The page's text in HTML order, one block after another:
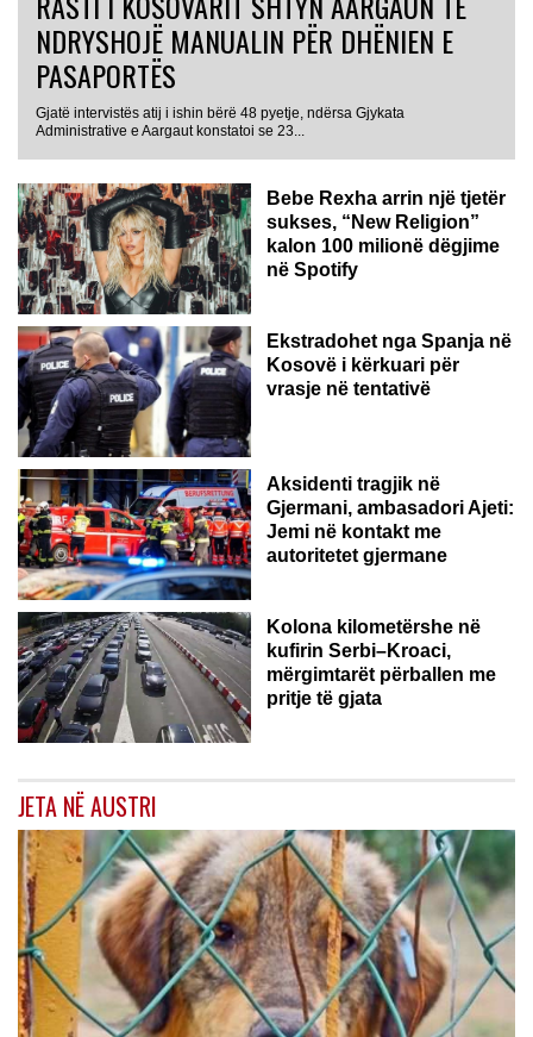
NDRYSHOJË MANUALIN PËR DHËNIEN E
PASAPORTËS
Gjatë intervistës atij i ishin bërë 48 pyetje, ndërsa Gjykata
Administrative e Aargaut konstatoi se 23...
Bebe Rexha arrin një tjetër
sukses, “New Religion”
kalon 100 milionë dëgjime
në Spotify
Ekstradohet nga Spanja në
Kosovë i kërkuari për
vrasje në tentativë
GJERMANI
Aksidenti tragjik në
Gjermani, ambasadori Ajeti:
Jemi në kontakt me
autoritetet gjermane
Kolona kilometërshe në
kufirin Serbi–Kroaci,
mërgimtarët përballen me
pritje të gjata
JETA NË AUSTRI